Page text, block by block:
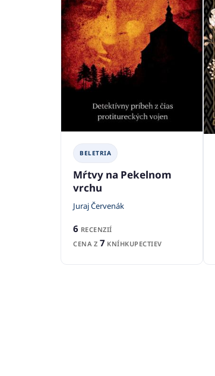
BELETRIA
Mŕtvy na Pekelnom
vrchu
Juraj Červenák
6 RECENZIÍ
CENA Z 7 KNÍHKUPECTIEV